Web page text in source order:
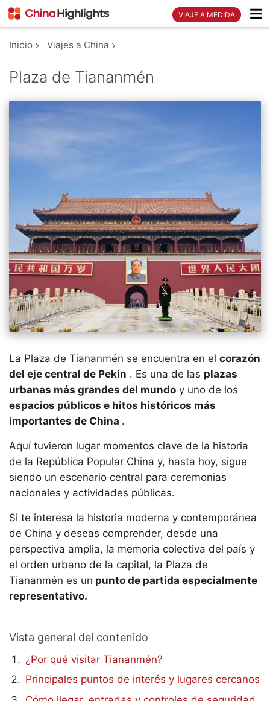
VIAJE A MEDIDA
Inicio Viajes a China
Plaza de Tiananmén
La Plaza de Tiananmén se encuentra en el corazón
del eje central de Pekín . Es una de las plazas
urbanas más grandes del mundo y uno de los
espacios públicos e hitos históricos más
importantes de China .
Aquí tuvieron lugar momentos clave de la historia
de la República Popular China y, hasta hoy, sigue
siendo un escenario central para ceremonias
nacionales y actividades públicas.
Si te interesa la historia moderna y contemporánea
de China y deseas comprender, desde una
perspectiva amplia, la memoria colectiva del país y
el orden urbano de la capital, la Plaza de
Tiananmén es un punto de partida especialmente
representativo.
Vista general del contenido
¿Por qué visitar Tiananmén?
Principales puntos de interés y lugares cercanos